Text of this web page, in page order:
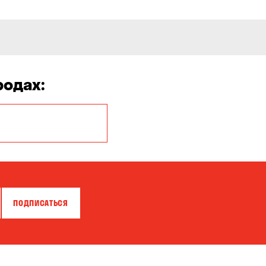
Бровары
Гатное
ПОДПИСАТЬСЯ